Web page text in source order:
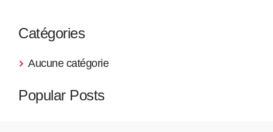
Catégories
Aucune catégorie
Popular Posts